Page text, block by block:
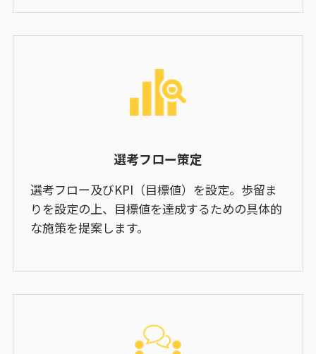
選考フロー策定
選考フロー及びKPI（目標値）を設定。歩留ま
りを設定の上、目標値を達成するための具体的
な施策を提案します。